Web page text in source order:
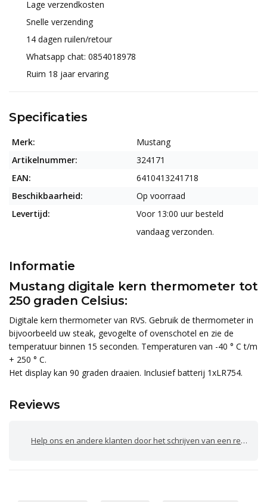
Lage verzendkosten
Snelle verzending
14 dagen ruilen/retour
Whatsapp chat: 0854018978
Ruim 18 jaar ervaring
Specificaties
Merk:
Mustang
Artikelnummer:
324171
EAN:
6410413241718
Beschikbaarheid:
Op voorraad
Levertijd:
Voor 13:00 uur besteld
vandaag verzonden.
Informatie
Mustang digitale kern thermometer tot
250 graden Celsius:
Digitale kern thermometer van RVS. Gebruik de thermometer in
bijvoorbeeld uw steak, gevogelte of ovenschotel en zie de
temperatuur binnen 15 seconden. Temperaturen van -40 ° C t/m
+ 250 ° C.
Het display kan 90 graden draaien. Inclusief batterij 1xLR754.
Reviews
Help ons en andere klanten door het schrijven van een review